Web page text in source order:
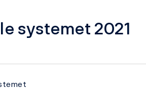
systemet 2021